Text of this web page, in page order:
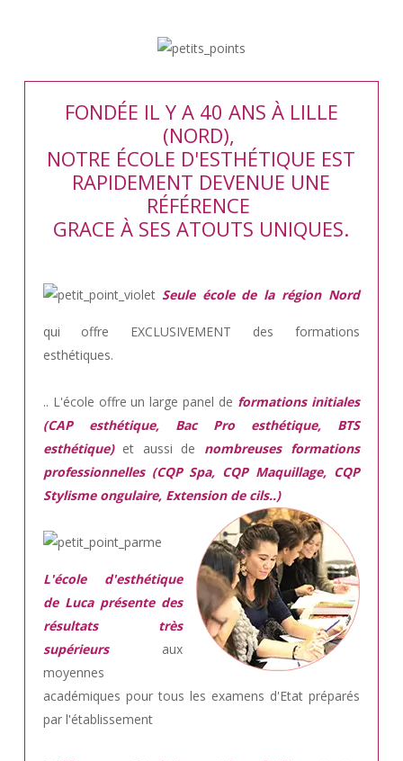
FONDÉE IL Y A 40 ANS À LILLE
(NORD),
NOTRE ÉCOLE D'ESTHÉTIQUE EST
RAPIDEMENT DEVENUE UNE
RÉFÉRENCE
GRACE À SES ATOUTS UNIQUES.
Seule école de la région Nord
qui offre EXCLUSIVEMENT des formations
esthétiques.
.. L'école offre un large panel de formations initiales
(CAP esthétique, Bac Pro esthétique, BTS
esthétique) et aussi de nombreuses formations
professionnelles (CQP Spa, CQP Maquillage, CQP
Stylisme ongulaire, Extension de cils..)
L'école d'esthétique
de Luca présente des
résultats très
supérieurs aux
moyennes
académiques pour tous les examens d'Etat préparés
par l'établissement